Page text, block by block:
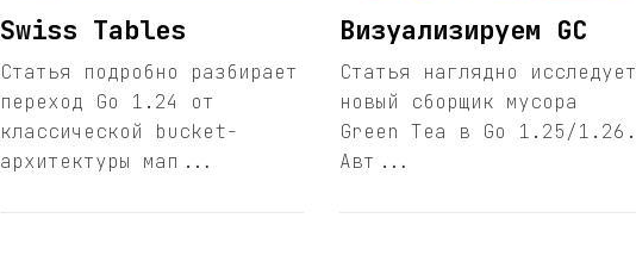
Swiss Tables
Статья подробно разбирает
переход Go 1.24 от
классической bucket-
архитектуры мап...
Визуализируем GC
Статья наглядно исследует
новый сборщик мусора
Green Tea в Go 1.25/1.26.
Авт...